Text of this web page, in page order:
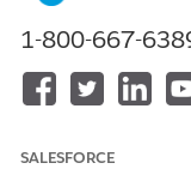
Disponible en:
Unlimited Editiony
Agentforce for
1 Automotive
complemento
1-800-667-
SALESFORCE